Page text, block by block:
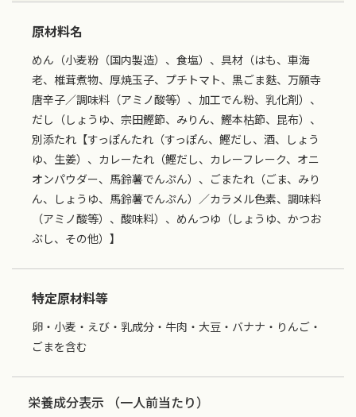
原材料名
めん（小麦粉（国内製造）、食塩）、具材（はも、車海
老、椎茸煮物、厚焼玉子、プチトマト、黒ごま麩、万願寺
唐辛子／調味料（アミノ酸等）、加工でん粉、乳化剤）、
だし（しょうゆ、宗田鰹節、みりん、鰹本枯節、昆布）、
別添たれ【すっぽんたれ（すっぽん、鰹だし、酒、しょう
ゆ、生姜）、カレーたれ（鰹だし、カレーフレーク、オニ
オンパウダー、馬鈴薯でんぷん）、ごまたれ（ごま、みり
ん、しょうゆ、馬鈴薯でんぷん）／カラメル色素、調味料
（アミノ酸等）、酸味料）、めんつゆ（しょうゆ、かつお
ぶし、その他）】
特定原材料等
卵・小麦・えび・乳成分・牛肉・大豆・バナナ・りんご・
ごまを含む
栄養成分表示 （一人前当たり）